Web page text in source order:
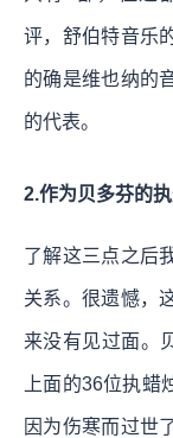
评，舒伯特音乐
的确是维也纳的
的代表。
2.作为贝多芬的
了解这三点之后
关系。很遗憾，
来没有见过面。
上面的36位执
因为伤寒而过世